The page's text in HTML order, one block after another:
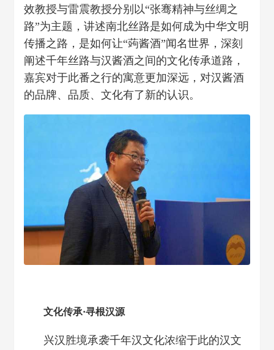
效教授与雷震教授分别以“张骞精神与丝绸之
路”为主题，讲述南北丝路是如何成为中华文明
传播之路，是如何让“蒟酱酒”闻名世界，深刻
阐述千年丝路与汉酱酒之间的文化传承道路，
嘉宾对于此番之行的寓意更加深远，对汉酱酒
的品牌、品质、文化有了新的认识。
文化传承·寻根汉源
兴汉胜境承袭千年汉文化浓缩于此的汉文